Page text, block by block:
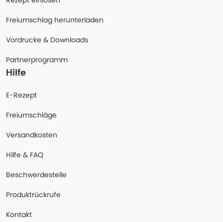
Freiumschlag herunterladen
Vordrucke & Downloads
Partnerprogramm
Hilfe
E-Rezept
Freiumschläge
Versandkosten
Hilfe & FAQ
Beschwerdestelle
Produktrückrufe
Kontakt